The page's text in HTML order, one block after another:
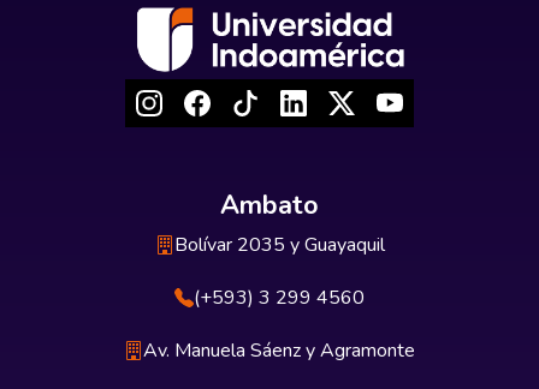
Ambato
Bolívar 2035 y Guayaquil
(+593) 3 299 4560
Av. Manuela Sáenz y Agramonte